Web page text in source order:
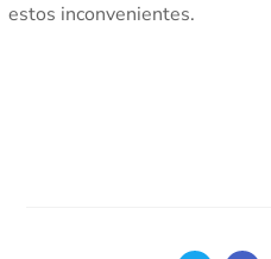
estos inconvenientes.